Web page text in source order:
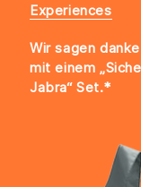
Experiences
Wir sagen
mit einem
Jabra“ Set.*